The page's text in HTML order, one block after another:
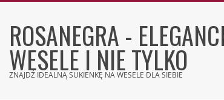
contentROSANEGRA -
WESELE I NIE TYLKO
ZNAJDŹ IDEALNĄ SUKIENKĘ NA WESELE DLA SIEBIE